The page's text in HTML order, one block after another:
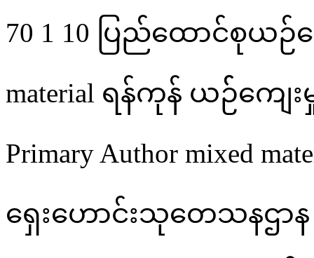
70 1 10 ပြည်ထောင်စုယဉ်က
material ရန်ကုန် ယဉ််ကျေး
Primary Author mixed
ရှေးဟောင်းသုတေသနဌာန